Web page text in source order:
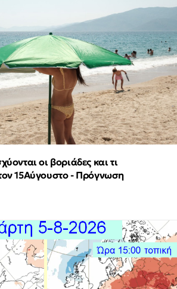
οι βοριάδες και τι
15Αύγουστο - Πρόγνωση